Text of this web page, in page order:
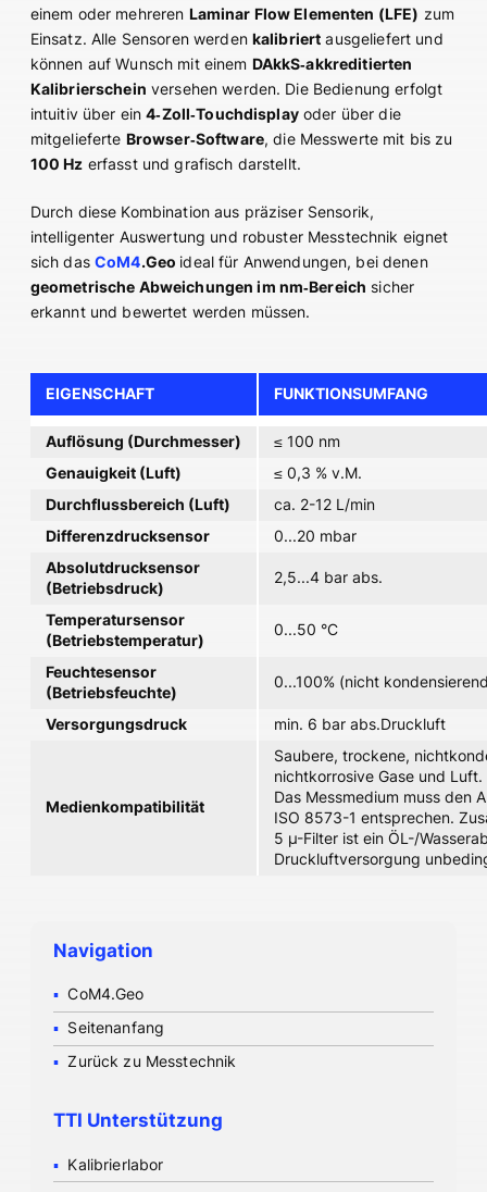
einem oder mehreren Laminar Flow Elementen (LFE) zum
Einsatz. Alle Sensoren werden kalibriert ausgeliefert und
können auf Wunsch mit einem DAkkS‑akkreditierten
Kalibrierschein versehen werden. Die Bedienung erfolgt
intuitiv über ein4‑Zoll‑Touchdisplayoder über die
mitgelieferte Browser‑Software, die Messwerte mit bis zu
100 Hz erfasst und grafisch darstellt.
Durch diese Kombination aus präziser Sensorik,
intelligenter Auswertung und robuster Messtechnik eignet
sich dasCoM4.Geo ideal für Anwendungen, bei denen
geometrische Abweichungen im nm‑Bereich sicher
erkannt und bewertet werden müssen.
EIGENSCHAFT FUNKTIONSUMFANG
Auflösung (Durchmesser)
≤ 100 nm
Genauigkeit (Luft)
≤ 0,3 % v.M.
Durchflussbereich (Luft)
ca. 2-12 L/min
Differenzdrucksensor
0...20 mbar
Absolutdrucksensor
(Betriebsdruck)
2,5...4 bar abs.
Temperatursensor
(Betriebstemperatur)
0...50 °C
Feuchtesensor
(Betriebsfeuchte)
0...100% (nicht
Versorgungsdruck min. 6 bar abs.Druckluft
Medienkompatibilität
Saubere, trockene,
nichtkorrosive Gase und Luft.
Das Messmedium muss den
ISO 8573-1 entsprechen.
5 µ-Filter ist ein ÖL-/
Druckluftversorgung
Navigation
CoM4.Geo
Seitenanfang
Zurück zu Messtechnik
TTI Unterstützung
Kalibrierlabor